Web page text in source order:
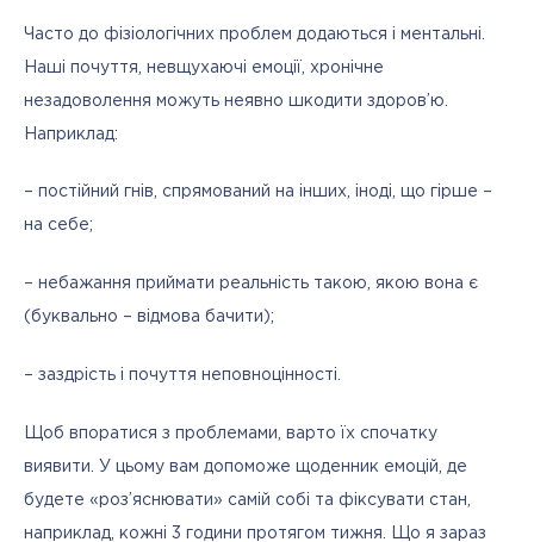
Часто до фізіологічних проблем додаються і ментальні.
Наші почуття, невщухаючі емоції, хронічне
незадоволення можуть неявно шкодити здоров’ю.
Наприклад:
– постійний гнів, спрямований на інших, іноді, що гірше –
на себе;
– небажання приймати реальність такою, якою вона є
(буквально – відмова бачити);
– заздрість і почуття неповноцінності.
Щоб впоратися з проблемами, варто їх спочатку
виявити. У цьому вам допоможе щоденник емоцій, де
будете «роз’яснювати» самій собі та фіксувати стан,
наприклад, кожні 3 години протягом тижня. Що я зараз